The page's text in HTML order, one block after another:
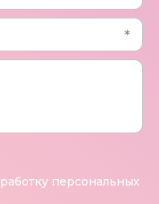
персональных